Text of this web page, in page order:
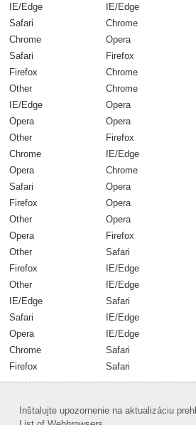
IE/Edge
IE/Edge
Safari
Chrome
Chrome
Opera
Safari
Firefox
Firefox
Chrome
Other
Chrome
IE/Edge
Opera
Opera
Opera
Other
Firefox
Chrome
IE/Edge
Opera
Chrome
Safari
Opera
Firefox
Opera
Other
Opera
Opera
Firefox
Other
Safari
Firefox
IE/Edge
Other
IE/Edge
IE/Edge
Safari
Safari
IE/Edge
Opera
IE/Edge
Chrome
Safari
Firefox
Safari
Inštalujte upozornenie na aktualizáciu